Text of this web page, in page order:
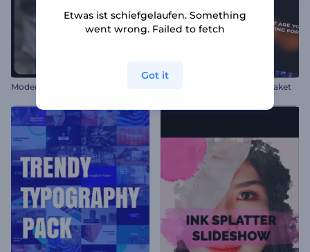
Moderne Collagen Opener Dynamisches Typografie-Paket
Etwas ist schiefgelaufen. Something
went wrong. Failed to fetch
Got it